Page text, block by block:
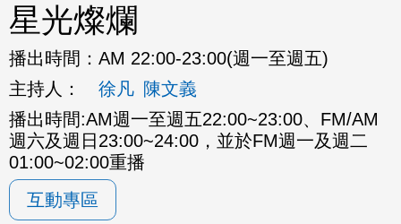
星光燦爛
播出時間： AM 22:00-23:00(週一至週五)
主持人：
徐凡 陳文義
播出時間:AM週一至週五22:00~23:00、FM/AM
週六及週日23:00~24:00，並於FM週一及週二
01:00~02:00重播
互動專區